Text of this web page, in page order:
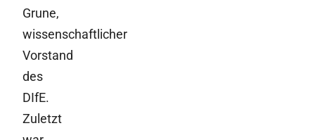
Grune,
wissenschaftlicher
Vorstand
des
DIfE.
Zuletzt